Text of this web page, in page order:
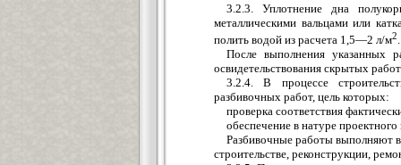
3.2.3. Уплотнение дна
металлическими вальцами или
полить водой из расчета 1,5—2 л/м2.
После выполнения указанных
освидетельствования скрытых
3.2.4. В процессе
разбивочных работ, цель которых:
проверка соответствия
обеспечение в натуре
Разбивочные работы выполняют
строительстве, реконструкции,